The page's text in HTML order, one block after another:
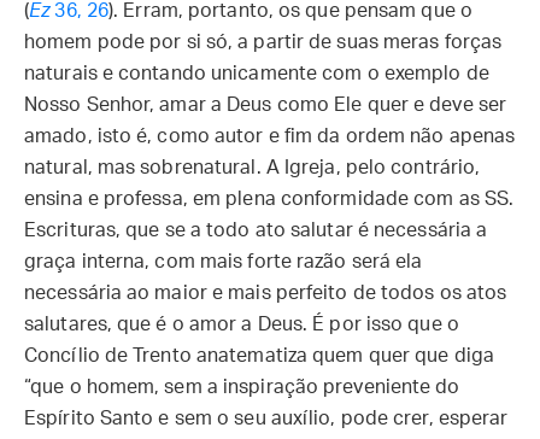
(Ez36, 26). Erram, portanto, os que pensam que o
homem pode por si só, a partir de suas meras forças
naturais e contando unicamente com o exemplo de
Nosso Senhor, amar a Deus como Ele quer e deve ser
amado, isto é, como autor e fim da ordem não apenas
natural, mas sobrenatural. A Igreja, pelo contrário,
ensina e professa, em plena conformidade com as SS.
Escrituras, que se a todo ato salutar é necessária a
graça interna, com mais forte razão será ela
necessária ao maior e mais perfeito de todos os atos
salutares, que é o amor a Deus. É por isso que o
Concílio de Trento anatematiza quem quer que diga
“que o homem, sem a inspiração preveniente do
Espírito Santo e sem o seu auxílio, pode crer, esperar